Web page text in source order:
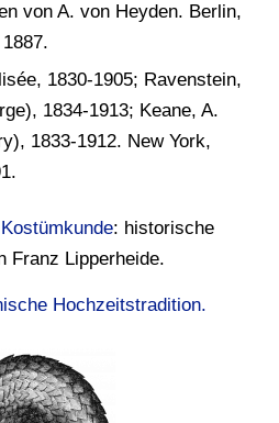
von A. von Heyden. Berlin,
1830-1905; Ravenstein,
1834-1913; Keane, A.
1833-1912. New York,
: historische
Franz Lipperheide.
Hochzeitstradition.